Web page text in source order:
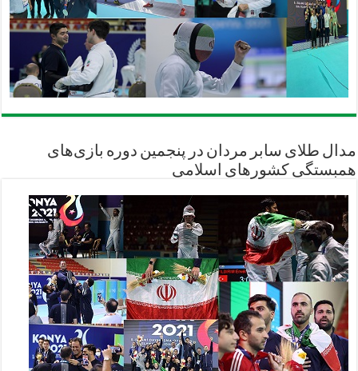
مدال طلای سابر مردان در پنجمین دوره بازی‌های
همبستگی کشورهای اسلامی